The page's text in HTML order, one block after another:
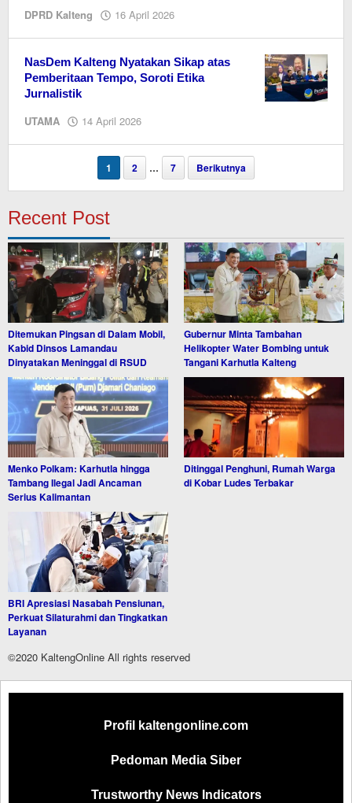
DPRD Kalteng 16 April 2026
NasDem Kalteng Nyatakan Sikap atas
Pemberitaan Tempo, Soroti Etika
Jurnalistik
UTAMA 14 April 2026
1 2 … 7 Berikutnya
Recent Post
Ditemukan Pingsan di Dalam Mobil,
Kabid Dinsos Lamandau
Dinyatakan Meninggal di RSUD
Gubernur Minta Tambahan
Helikopter Water Bombing untuk
Tangani Karhutla Kalteng
Menko Polkam: Karhutla hingga
Tambang Ilegal Jadi Ancaman
Serius Kalimantan
Ditinggal Penghuni, Rumah Warga
di Kobar Ludes Terbakar
BRI Apresiasi Nasabah Pensiunan,
Perkuat Silaturahmi dan Tingkatkan
Layanan
©2020 KaltengOnline All rights reserved
Profil kaltengonline.com
Pedoman Media Siber
Trustworthy News Indicators